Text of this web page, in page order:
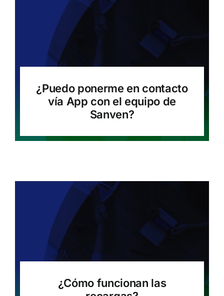
¿Puedo ponerme en contacto
vía App con el equipo de
Sanven?
¿Cómo funcionan las